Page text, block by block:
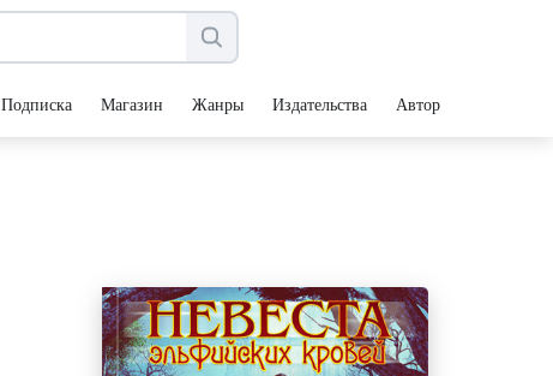
Подписка Магазин Жанры Издательства Авторы